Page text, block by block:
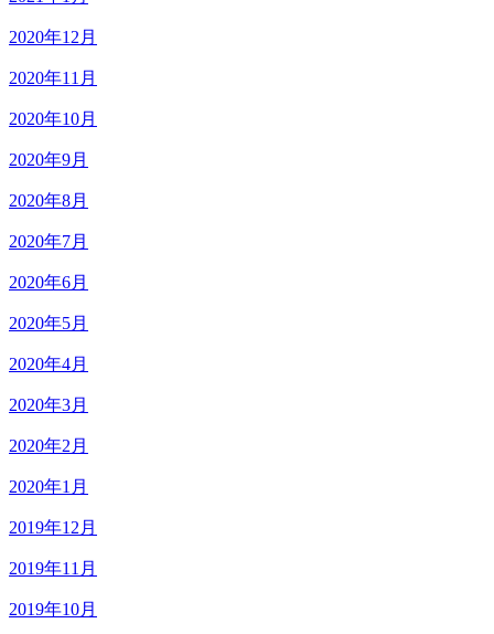
2020年12月
2020年11月
2020年10月
2020年9月
2020年8月
2020年7月
2020年6月
2020年5月
2020年4月
2020年3月
2020年2月
2020年1月
2019年12月
2019年11月
2019年10月